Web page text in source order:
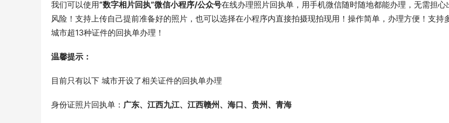
我们可以使用“数字相片回执”微信小程序/公众号在线办理照片回执单，用手机微信随时随地都能办理，无需担心
风险！支持上传自己提前准备好的照片，也可以选择在小程序内直接拍摄现拍现用！操作简单，办理方便！支持
城市超13种证件的回执单办理！
温馨提示：
目前只有以下 城市开设了相关证件的回执单办理
身份证照片回执单： 广东、 江西九江、江西赣州、海口、贵州、青海